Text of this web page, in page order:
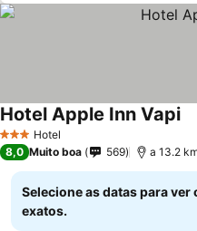
3 EstrelasHotel
Hotel Apple Inn Vapi
8,0 Muito boa 569 a 13.2
Selecione as datas para ver
exatos.